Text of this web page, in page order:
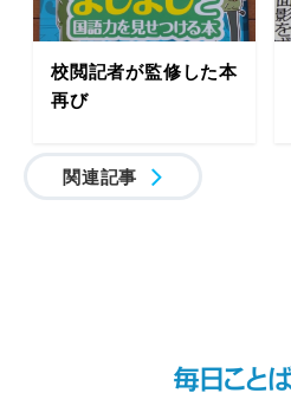
校閲記者が監修した本
再び
関連記事